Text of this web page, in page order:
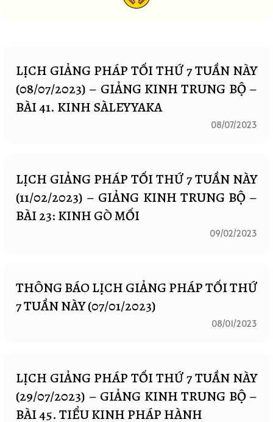
LỊCH GIẢNG PHÁP TỐI THỨ 7 TUẦN NÀY
(08/07/2023) – GIẢNG KINH TRUNG BỘ –
BÀI 41. KINH SÀLEYYAKA
08/07/2023
LỊCH GIẢNG PHÁP TỐI THỨ 7 TUẦN NÀY
(11/02/2023) – GIẢNG KINH TRUNG BỘ –
BÀI 23: KINH GÒ MỐI
09/02/2023
THÔNG BÁO LỊCH GIẢNG PHÁP TỐI THỨ
7 TUẦN NÀY (07/01/2023)
08/01/2023
LỊCH GIẢNG PHÁP TỐI THỨ 7 TUẦN NÀY
(29/07/2023) – GIẢNG KINH TRUNG BỘ –
BÀI 45. TIỂU KINH PHÁP HÀNH